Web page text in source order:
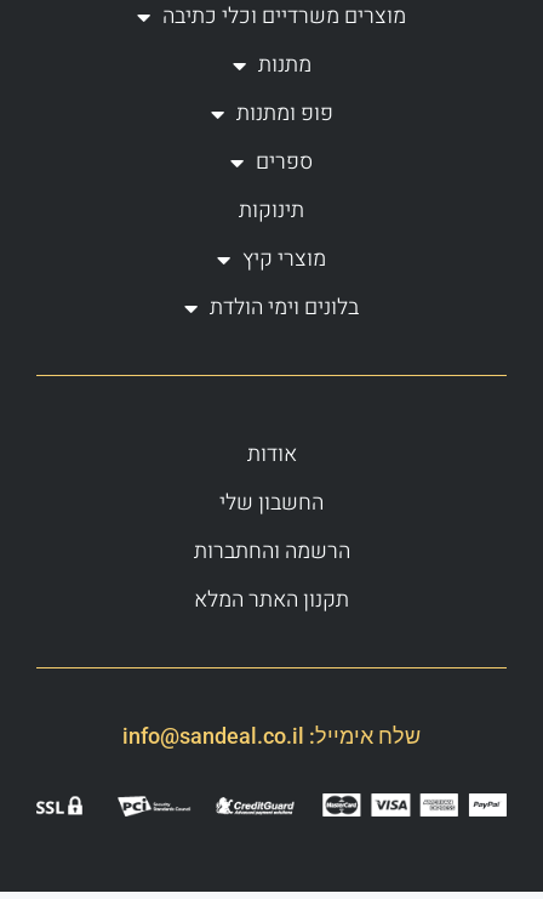
o
k
f
r
a
מוצרים משרדיים וכלי כתיבה
מתנות
פופ ומתנות
ספרים
תינוקות
מוצרי קיץ
בלונים וימי הולדת
אודות
החשבון שלי
הרשמה והחתברות
תקנון האתר המלא
שלח אימייל: info@sandeal.co.il